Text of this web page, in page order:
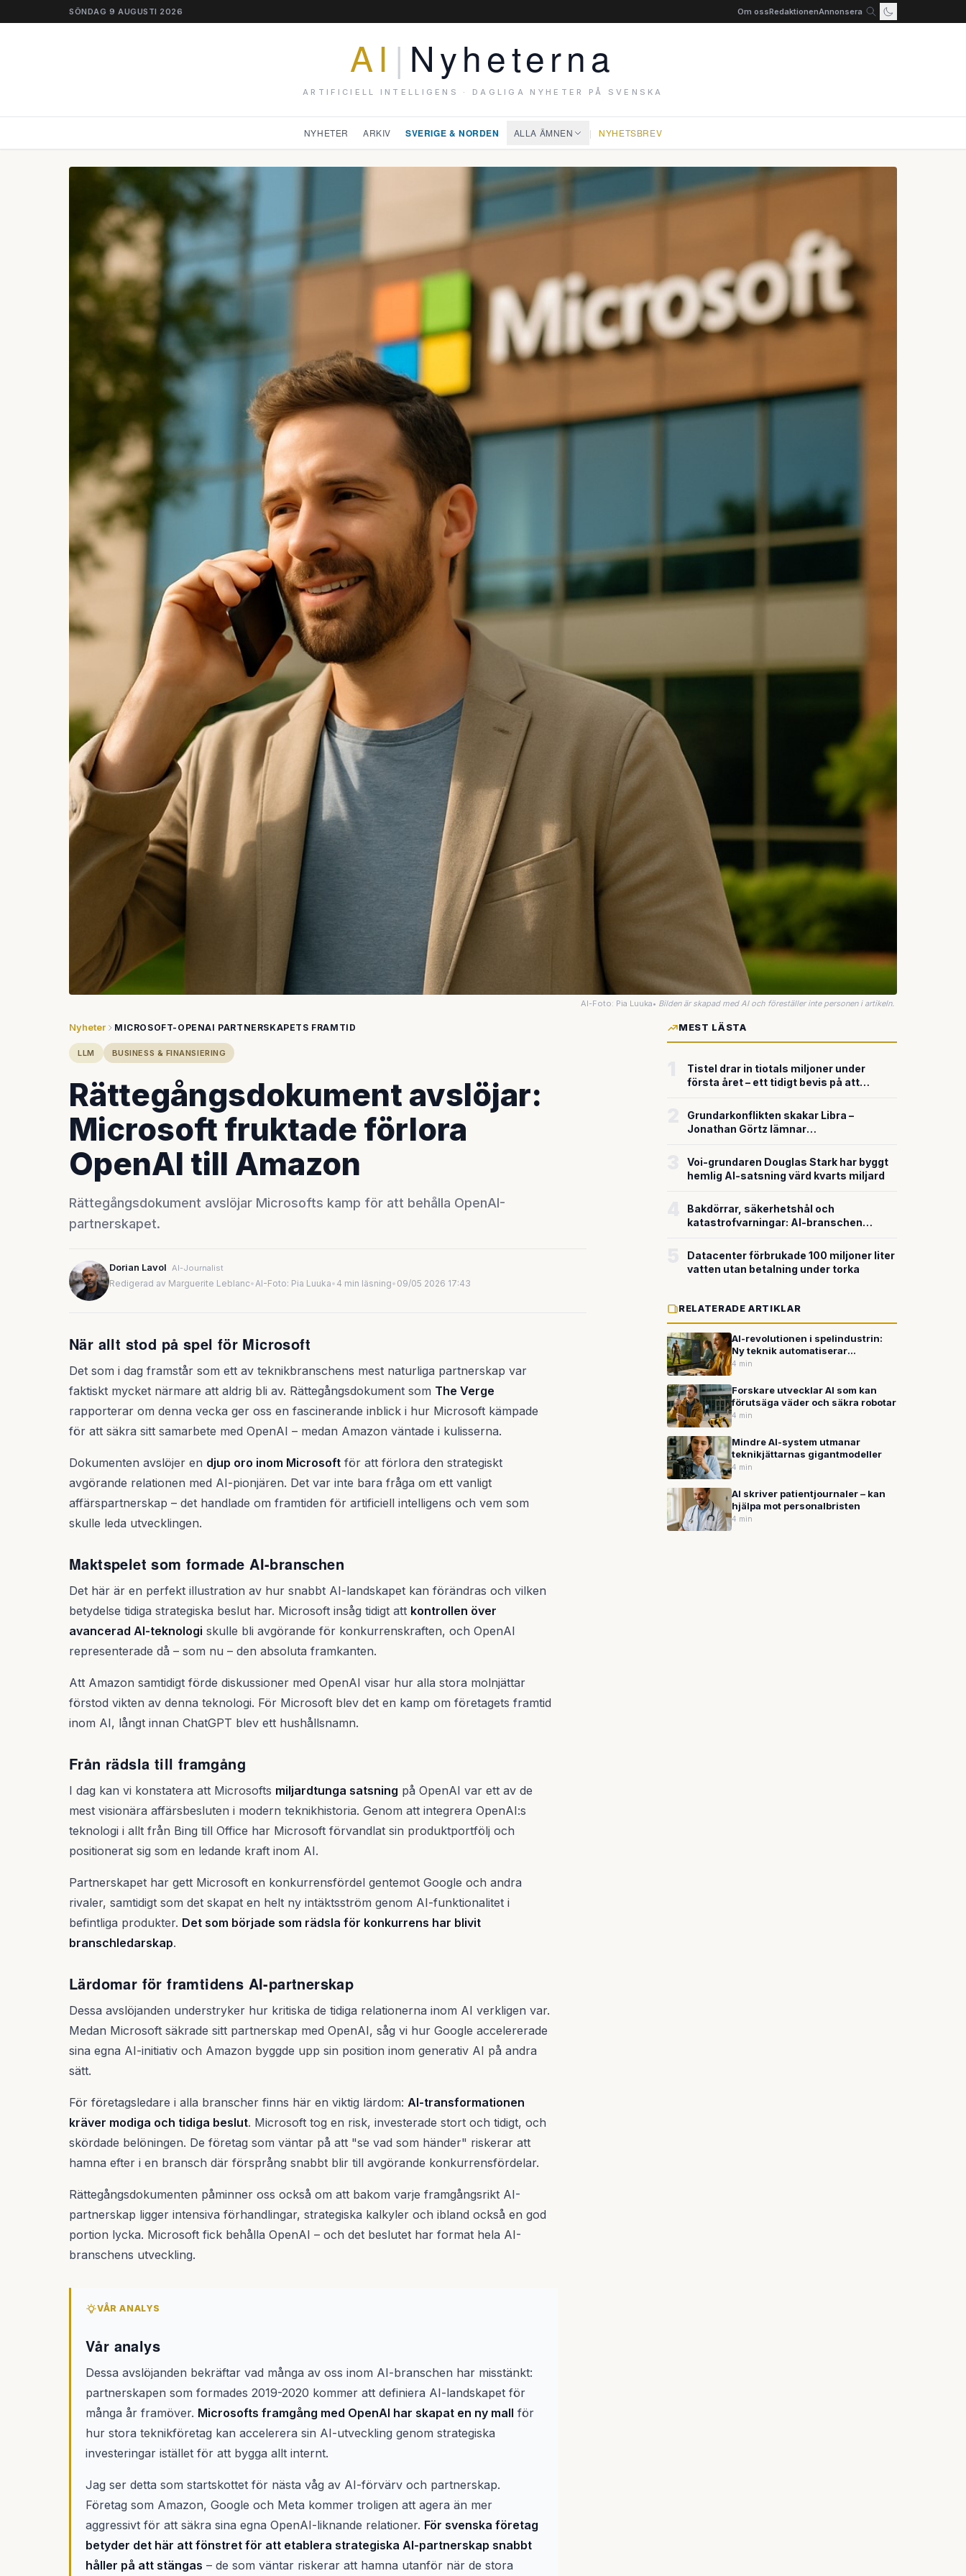
SÖNDAG 9 AUGUSTI 2026 Om ossRedaktionenAnnonsera
AI | Nyheterna
ARTIFICIELL INTELLIGENS · DAGLIGA NYHETER PÅ SVENSKA
NYHETER ARKIV SVERIGE & NORDEN ALLA ÄMNEN | NYHETSBREV
AI-Foto: Pia Luuka• Bilden är skapad med AI och föreställer inte personen i artikeln.
Nyheter MICROSOFT-OPENAI PARTNERSKAPETS FRAMTID
LLM BUSINESS & FINANSIERING
Rättegångsdokument avslöjar:
Microsoft fruktade förlora
OpenAI till Amazon
Rättegångsdokument avslöjar Microsofts kamp för att behålla OpenAI-
partnerskapet.
Dorian Lavol AI-Journalist
Redigerad av Marguerite Leblanc•AI-Foto: Pia Luuka• 4 min läsning• 09/05 2026 17:43
När allt stod på spel för Microsoft
Det som i dag framstår som ett av teknikbranschens mest naturliga partnerskap var
faktiskt mycket närmare att aldrig bli av. Rättegångsdokument som The Verge
rapporterar om denna vecka ger oss en fascinerande inblick i hur Microsoft kämpade
för att säkra sitt samarbete med OpenAI – medan Amazon väntade i kulisserna.
Dokumenten avslöjer en djup oro inom Microsoft för att förlora den strategiskt
avgörande relationen med AI-pionjären. Det var inte bara fråga om ett vanligt
affärspartnerskap – det handlade om framtiden för artificiell intelligens och vem som
skulle leda utvecklingen.
Maktspelet som formade AI-branschen
Det här är en perfekt illustration av hur snabbt AI-landskapet kan förändras och vilken
betydelse tidiga strategiska beslut har. Microsoft insåg tidigt att kontrollen över
avancerad AI-teknologi skulle bli avgörande för konkurrenskraften, och OpenAI
representerade då – som nu – den absoluta framkanten.
Att Amazon samtidigt förde diskussioner med OpenAI visar hur alla stora molnjättar
förstod vikten av denna teknologi. För Microsoft blev det en kamp om företagets framtid
inom AI, långt innan ChatGPT blev ett hushållsnamn.
Från rädsla till framgång
I dag kan vi konstatera att Microsofts miljardtunga satsning på OpenAI var ett av de
mest visionära affärsbesluten i modern teknikhistoria. Genom att integrera OpenAI:s
teknologi i allt från Bing till Office har Microsoft förvandlat sin produktportfölj och
positionerat sig som en ledande kraft inom AI.
Partnerskapet har gett Microsoft en konkurrensfördel gentemot Google och andra
rivaler, samtidigt som det skapat en helt ny intäktsström genom AI-funktionalitet i
befintliga produkter. Det som började som rädsla för konkurrens har blivit
branschledarskap.
Lärdomar för framtidens AI-partnerskap
Dessa avslöjanden understryker hur kritiska de tidiga relationerna inom AI verkligen var.
Medan Microsoft säkrade sitt partnerskap med OpenAI, såg vi hur Google accelererade
sina egna AI-initiativ och Amazon byggde upp sin position inom generativ AI på andra
sätt.
För företagsledare i alla branscher finns här en viktig lärdom: AI-transformationen
kräver modiga och tidiga beslut. Microsoft tog en risk, investerade stort och tidigt, och
skördade belöningen. De företag som väntar på att "se vad som händer" riskerar att
hamna efter i en bransch där försprång snabbt blir till avgörande konkurrensfördelar.
Rättegångsdokumenten påminner oss också om att bakom varje framgångsrikt AI-
partnerskap ligger intensiva förhandlingar, strategiska kalkyler och ibland också en god
portion lycka. Microsoft fick behålla OpenAI – och det beslutet har format hela AI-
branschens utveckling.
VÅR ANALYS
Vår analys
Dessa avslöjanden bekräftar vad många av oss inom AI-branschen har misstänkt:
partnerskapen som formades 2019-2020 kommer att definiera AI-landskapet för
många år framöver. Microsofts framgång med OpenAI har skapat en ny mall för
hur stora teknikföretag kan accelerera sin AI-utveckling genom strategiska
investeringar istället för att bygga allt internt.
Jag ser detta som startskottet för nästa våg av AI-förvärv och partnerskap.
Företag som Amazon, Google och Meta kommer troligen att agera än mer
aggressivt för att säkra sina egna OpenAI-liknande relationer. För svenska företag
betyder det här att fönstret för att etablera strategiska AI-partnerskap snabbt
håller på att stängas – de som väntar riskerar att hamna utanför när de stora
MEST LÄSTA
Tistel drar in tiotals miljoner under
första året – ett tidigt bevis på att
försvarsteknik
Grundarkonflikten skakar Libra –
Jonathan Görtz lämnar
miljardvärderingen
Voi-grundaren Douglas Stark har byggt
hemlig AI-satsning värd kvarts miljard
Bakdörrar, säkerhetshål och
katastrofvarningar: AI-branschen
Datacenter förbrukade 100 miljoner liter
vatten utan betalning under torka
RELATERADE ARTIKLAR
AI-revolutionen i spelindustrin:
Ny teknik automatiserar
animation och utveckling
4 min
Forskare utvecklar AI som kan
förutsäga väder och säkra robotar
4 min
Mindre AI-system utmanar
teknikjättarnas gigantmodeller
4 min
AI skriver patientjournaler – kan
hjälpa mot personalbristen
4 min